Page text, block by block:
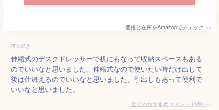
価格と在庫をAmazonでチェック >>
猫大好き
伸縮式のデスクドレッサーで机にもなって収納スペースもある
のでいいなと思いました。伸縮式なので使いたい時だけ出して
後は仕舞えるのでいいなと思いました。引出しもあって便利で
いいなと思いました。
全てのおすすめコメント (1件) >